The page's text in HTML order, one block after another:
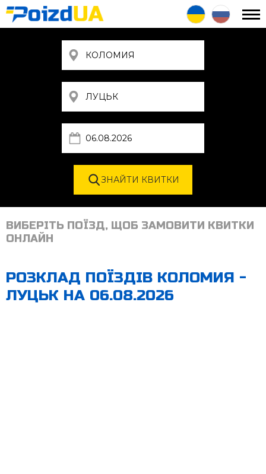
ВИБЕРІТЬ ПОЇЗД, ЩОБ ЗАМОВИТИ КВИТКИ
ОНЛАЙН
РОЗКЛАД ПОЇЗДІВ КОЛОМИЯ -
ЛУЦЬК НА 06.08.2026